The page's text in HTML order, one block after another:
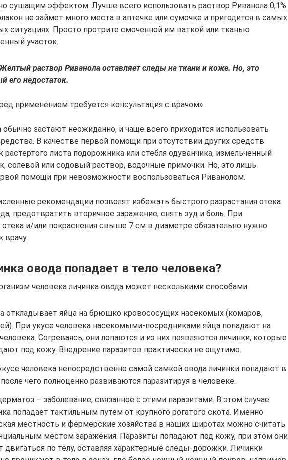
сушащим эффектом. Лучше всего использовать раствор Риванола 0,1%.
не займет много места в аптечке или сумочке и пригодится в самых
ситуациях. Просто протрите смоченной им ваткой или тканью
участок.
раствор Риванола оставляет следы на ткани и коже. Но, это
его недостаток.
применением требуется консультация с врачом»
застают неожиданно, и чаще всего приходится использовать
В качестве первой помощи при отсутствии других средств
листа подорожника или стебля одуванчика, измельченный
солевой или содовый раствор, водочные примочки. Но, это лишь
помощи при невозможности воспользоваться Риванолом.
рекомендации позволят избежать быстрого разрастания отека
предотвратить вторичное заражение, снять зуд и боль. При
отека и/или покраснения свыше 7 см в диаметре обязательно нужно
врачу.
овода попадает в тело человека?
человека личинка овода может несколькими способами:
откладывает яйца на брюшко кровососущих насекомых (комаров,
При укусе человека насекомыми-посредниками яйца попадают на
Согреваясь, они лопаются и из них появляются личинки, которые
под кожу. Внедрение паразитов практически не ощутимо.
человека непосредственно самой самкой овода личинки попадают в
после чего полноценно развиваются паразитируя в человеке.
– заболевание, связанное с этими паразитами. В этом случае
попадает тактильным путем от крупного рогатого скота. Именно
местность и фермерские хозяйства в наших широтах можно считать
местом заражения. Паразиты попадают под кожу, при этом они
двигаться по телу, оставляя характерные следы-дорожки. Личинки